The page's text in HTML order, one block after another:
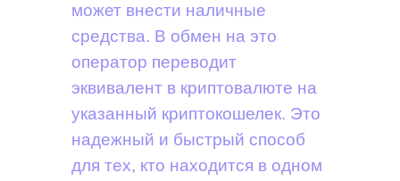
может внести наличные
средства. В обмен на это
оператор переводит
эквивалент в криптовалюте на
указанный криптокошелек. Это
надежный и быстрый способ
для тех, кто находится в одном